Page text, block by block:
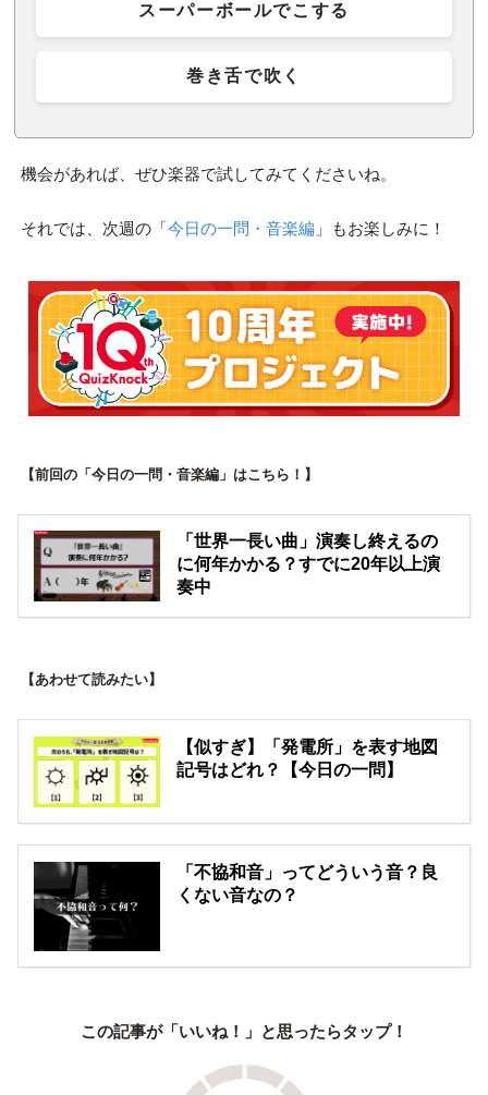
スーパーボールでこする
巻き舌で吹く
機会があれば、ぜひ楽器で試してみてくださいね。
それでは、次週の「今日の一問・音楽編」もお楽しみに！
【前回の「今日の一問・音楽編」はこちら！】
「世界一長い曲」演奏し終えるの
に何年かかる？すでに20年以上演
奏中
【あわせて読みたい】
【似すぎ】「発電所」を表す地図
記号はどれ？【今日の一問】
「不協和音」ってどういう音？良
くない音なの？
この記事が「いいね！」と思ったらタップ！